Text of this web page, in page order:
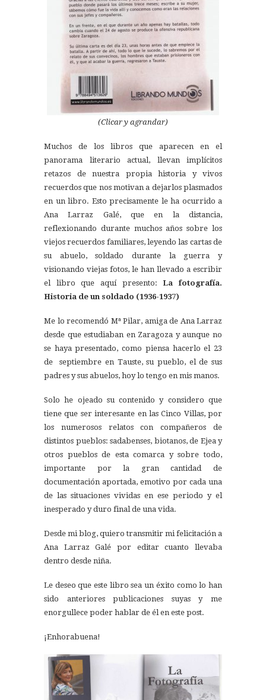
(Clicar y agrandar)
Muchos de los libros que aparecen en el
panorama literario actual, llevan implícitos
retazos de nuestra propia historia y vivos
recuerdos que nos motivan a dejarlos plasmados
en un libro. Esto precisamente le ha ocurrido a
Ana Larraz Galé, que en la distancia,
reflexionando durante muchos años sobre los
viejos recuerdos familiares, leyendo las cartas de
su abuelo, soldado durante la guerra y
visionando viejas fotos, le han llevado a escribir
el libro que aquí presento:La fotografía.
Historia de un soldado (1936-1937)
Me lo recomendó Mª Pilar, amiga de Ana Larraz
desde que estudiaban en Zaragoza y aunque no
se haya presentado, como piensa hacerlo el 23
de septiembre en Tauste, su pueblo, el de sus
padres y sus abuelos, hoy lo tengo en mis manos.
Solo he ojeado su contenido y considero que
tiene que ser interesante en las Cinco Villas, por
los numerosos relatos con compañeros de
distintos pueblos: sadabenses, biotanos, de Ejea y
otros pueblos de esta comarca y sobre todo,
importante por la gran cantidad de
documentación aportada, emotivo por cada una
de las situaciones vividas en ese periodo y el
inesperado y duro final de una vida.
Desde mi blog, quiero transmitir mi felicitación a
Ana Larraz Galé por editar cuanto llevaba
dentro desde niña.
Le deseo que este libro sea un éxito como lo han
sido anteriores publicaciones suyas y me
enorgullece poder hablar de él en este post.
¡Enhorabuena!